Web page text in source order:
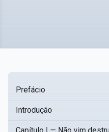
Prefácio
Introdução